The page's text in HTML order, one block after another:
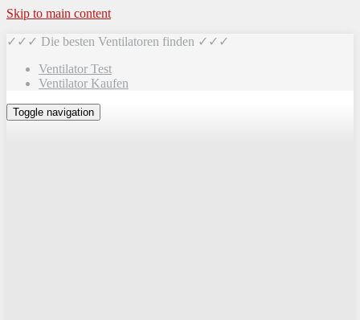
Skip to main content
✓✓✓ Die besten Ventilatoren finden ✓✓✓
Ventilator Test
Ventilator Kaufen
Toggle navigation